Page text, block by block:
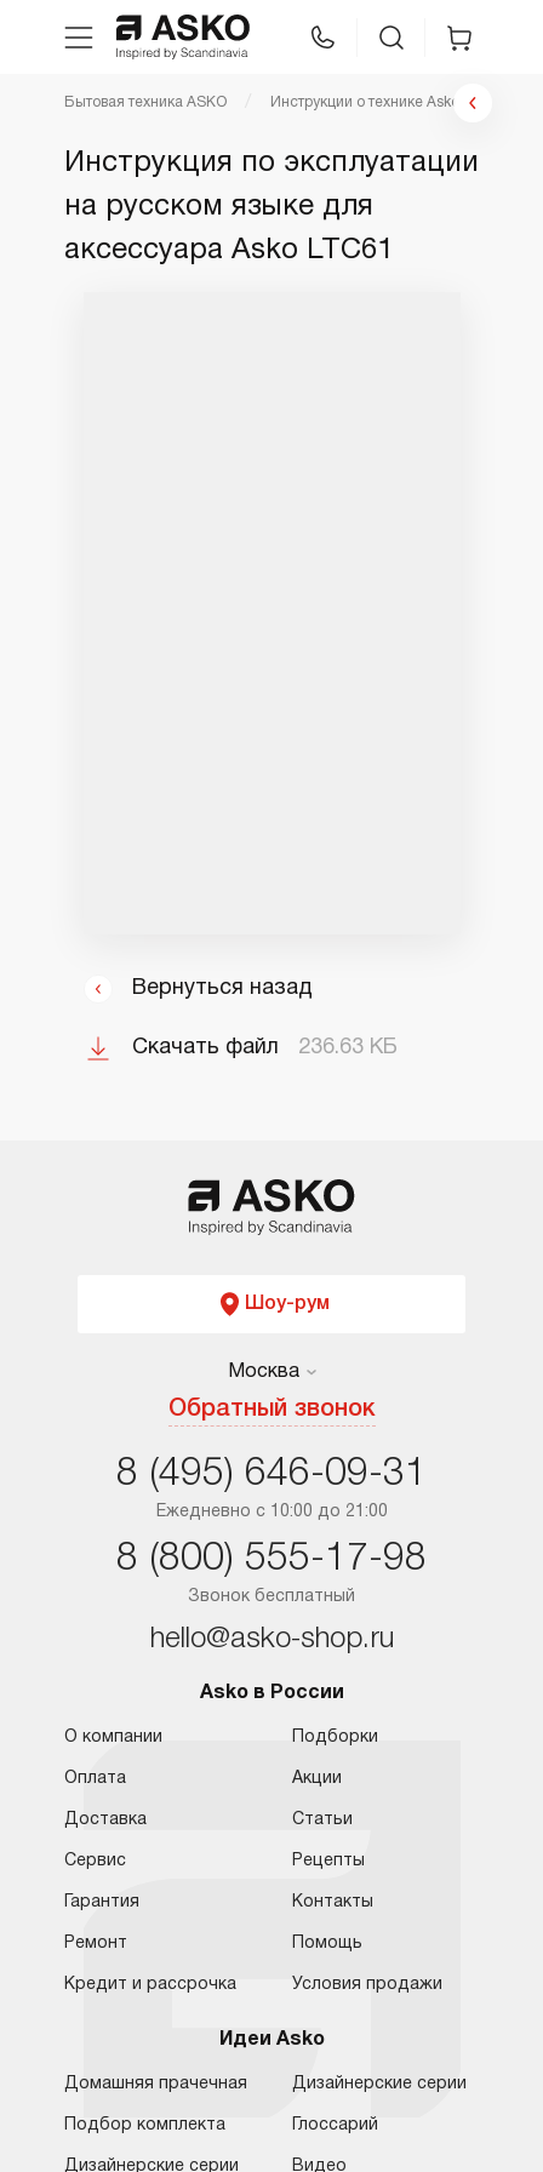
Техника для кухни
Москва
Бытовая техника ASKO Инструкции о технике Asko
Инструкция по эксплуатации
на русском языке для
аксессуара Asko LTC61
Вернуться назад
Скачать файл 236.63 КБ
Шоу-рум
Москва
Обратный звонок
Москва
Ростов-на-Дону
Ежедневно с 10:00 до 21:00
8 (495) 646-09-31
Звонок бесплатный
8 (800) 555-17-98
hello@asko-shop.ru
Asko в России
О компании
Оплата
Доставка
Сервис
Гарантия
Ремонт
Кредит и рассрочка
Подборки
Акции
Статьи
Рецепты
Контакты
Помощь
Условия продажи
Идеи Asko
Домашняя прачечная
Подбор комплекта
Дизайнерские серии
Дизайнерские серии
Глоссарий
Видео